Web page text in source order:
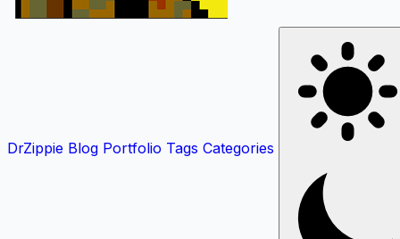
DrZippie Blog Portfolio Tags Categories